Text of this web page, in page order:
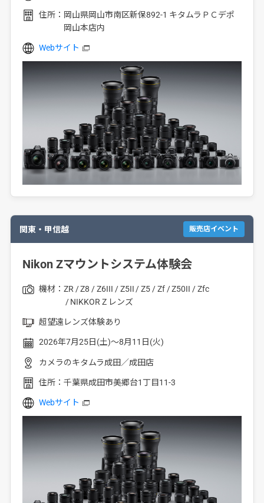
住所： 岡山県岡山市南区新保892-1 キタムラＰＣデポ
岡山本店内
Webサイト
関東・甲信越 販売店イベント
Nikon Zマウントシステム体験会
機材： ZR Z8 Z6III Z5II Z5 Zf Z50II
Zfc
NIKKOR Z レンズ
超望遠レンズ体験あり
2026年7月25日(土)～8月11日(火)
カメラのキタムラ成田／成田店
住所： 千葉県成田市美郷台1丁目11-3
Webサイト